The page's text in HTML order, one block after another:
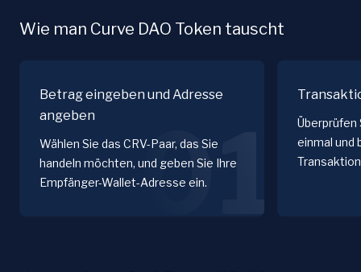
Wie man Curve DAO Token tauscht
Betrag eingeben und Adresse
angeben
Wählen Sie das CRV-Paar, das Sie
handeln möchten, und geben Sie Ihre
Empfänger-Wallet-Adresse ein.
01
Überprüfen
einmal und